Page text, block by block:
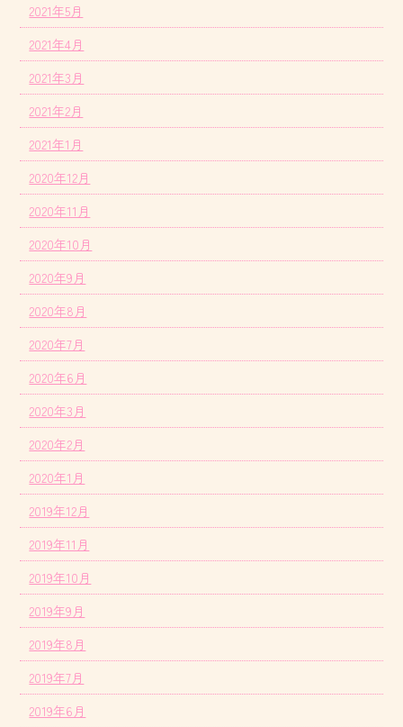
2021年5月
2021年4月
2021年3月
2021年2月
2021年1月
2020年12月
2020年11月
2020年10月
2020年9月
2020年8月
2020年7月
2020年6月
2020年3月
2020年2月
2020年1月
2019年12月
2019年11月
2019年10月
2019年9月
2019年8月
2019年7月
2019年6月